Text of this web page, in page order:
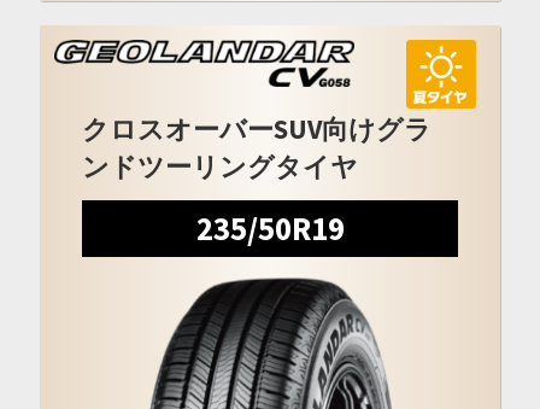
クロスオーバーSUV向けグラ
ンドツーリングタイヤ
235/50R19